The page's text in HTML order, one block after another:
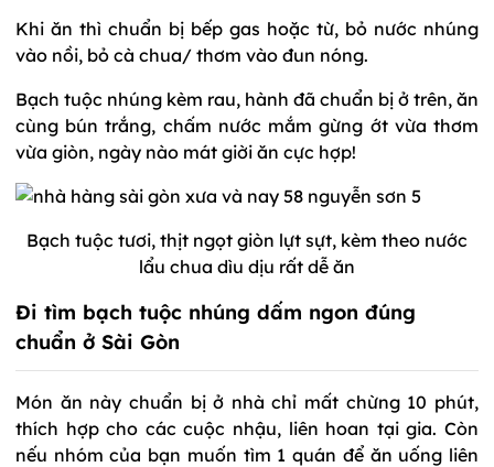
Khi ăn thì chuẩn bị bếp gas hoặc từ, bỏ nước nhúng
vào nồi, bỏ cà chua/ thơm vào đun nóng.
Bạch tuộc nhúng kèm rau, hành đã chuẩn bị ở trên, ăn
cùng bún trắng, chấm nước mắm gừng ớt vừa thơm
vừa giòn, ngày nào mát giời ăn cực hợp!
Bạch tuộc tươi, thịt ngọt giòn lựt sựt, kèm theo nước
lẩu chua dìu dịu rất dễ ăn
Đi tìm bạch tuộc nhúng dấm ngon đúng
chuẩn ở Sài Gòn
Món ăn này chuẩn bị ở nhà chỉ mất chừng 10 phút,
thích hợp cho các cuộc nhậu, liên hoan tại gia. Còn
nếu nhóm của bạn muốn tìm 1 quán để ăn uống liên